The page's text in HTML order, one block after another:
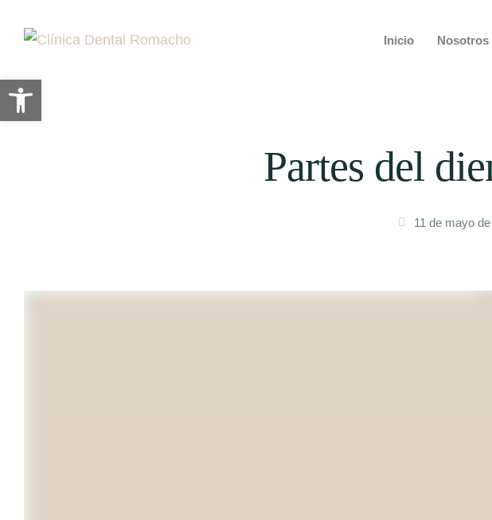
Inicio Nosotros
Partes del
11 de mayo
Abrir barra de herramientas